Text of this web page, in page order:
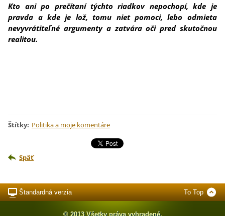
Kto ani po prečítaní týchto riadkov nepochopí, kde je
pravda a kde je lož, tomu niet pomoci, lebo odmieta
nevyvrátiteľné argumenty a zatvára oči pred skutočnou
realitou.
Štítky: Politika a moje komentáre
Späť
Štandardná verzia To Top
© 2013 Všetky práva vyhradené.